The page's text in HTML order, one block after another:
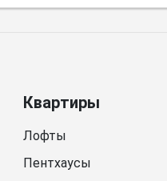
Квартиры
Лофты
Пентхаусы